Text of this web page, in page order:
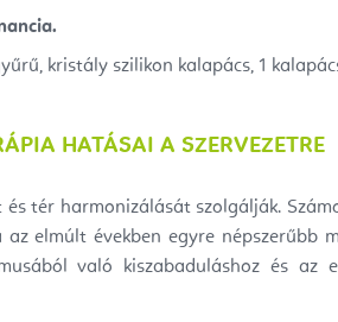
kristály szilikon kalapács, 1
HATÁSAI A SZERVEZETRE
tér harmonizálását szolgálják.
elmúlt években egyre népszerűbb
való kiszabaduláshoz és az